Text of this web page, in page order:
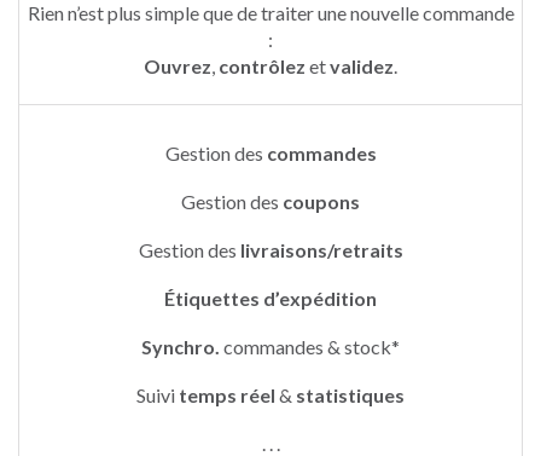
Rien n’est plus simple que de traiter une nouvelle commande
:
Ouvrez, contrôlez etvalidez.
Gestion des commandes
Gestion des coupons
Gestion des livraisons/retraits
Étiquettes d’expédition
Synchro. commandes & stock*
Suivi temps réel & statistiques
. . .